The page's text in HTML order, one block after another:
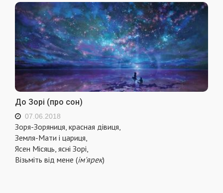
До Зорі (про сон)
07.06.2018
Зоря-Зоряниця, красная дівиця,
Земля-Мати і цариця,
Ясен Місяць, ясні Зорі,
Візьміть від мене (ім'ярек)